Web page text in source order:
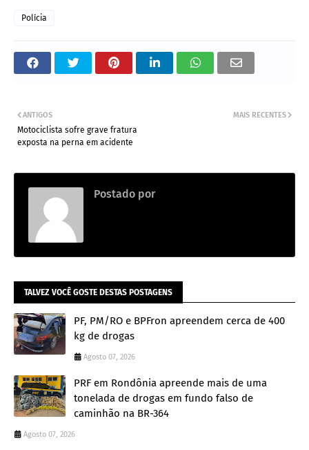
Polícia
MAIS RECENTES
ANTIGOS
Motociclista sofre grave fratura
exposta na perna em acidente
Postado por
TALVEZ VOCÊ GOSTE DESTAS POSTAGENS
PF, PM/RO e BPFron apreendem cerca de 400
kg de drogas
Agosto 07, 2026
PRF em Rondônia apreende mais de uma
tonelada de drogas em fundo falso de
caminhão na BR-364
Agosto 07, 2026